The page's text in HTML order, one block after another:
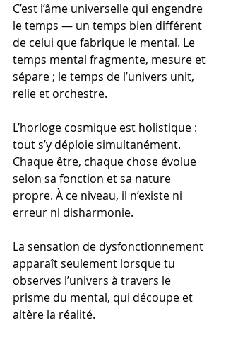
C’est l’âme universelle qui engendre
le temps — un temps bien différent
de celui que fabrique le mental. Le
temps mental fragmente, mesure et
sépare ; le temps de l’univers unit,
relie et orchestre.
L’horloge cosmique est holistique :
tout s’y déploie simultanément.
Chaque être, chaque chose évolue
selon sa fonction et sa nature
propre. À ce niveau, il n’existe ni
erreur ni disharmonie.
La sensation de dysfonctionnement
apparaît seulement lorsque tu
observes l’univers à travers le
prisme du mental, qui découpe et
altère la réalité.